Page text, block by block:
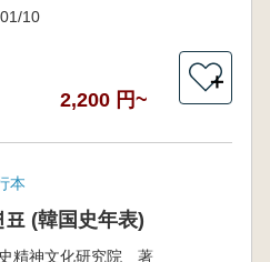
10
2,200 円~
＋
本
표 (韓国史年表)
精神文化研究院 著